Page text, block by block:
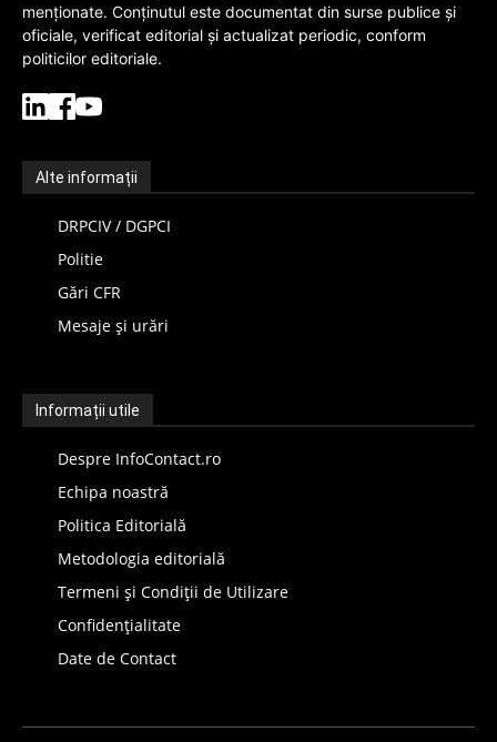
menționate. Conținutul este documentat din surse publice și
oficiale, verificat editorial și actualizat periodic, conform
politicilor editoriale.
Alte informații
DRPCIV / DGPCI
Politie
Gări CFR
Mesaje și urări
Informații utile
Despre InfoContact.ro
Echipa noastră
Politica Editorială
Metodologia editorială
Termeni și Condiții de Utilizare
Confidențialitate
Date de Contact